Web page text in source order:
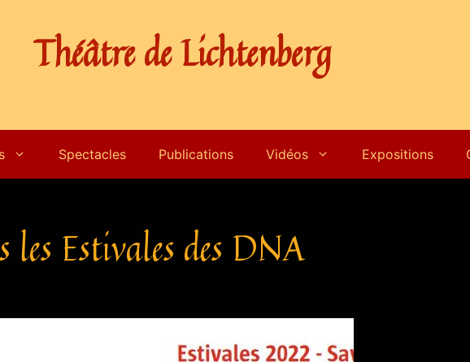
Théâtre de Lichtenberg
Spectacles Publications Vidéos Expositions
Estivales des DNA